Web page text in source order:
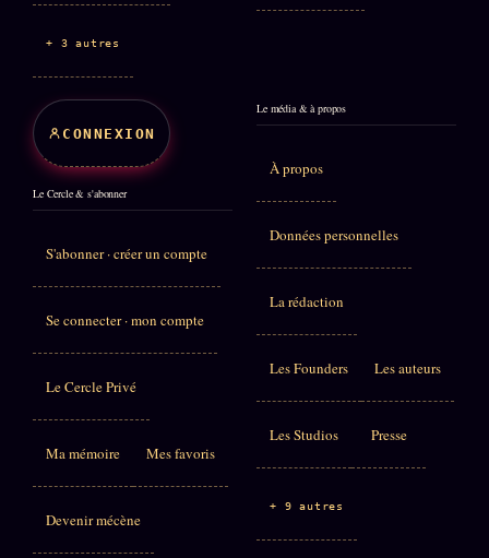
+ 3 autres
CONNEXION
Le Cercle & s'abonner
S'abonner · créer un compte
Se connecter · mon compte
Le Cercle Privé
Ma mémoire Mes favoris
Devenir mécène
Le média & à propos
À propos
Données personnelles
La rédaction
Les Founders Les auteurs
Les Studios Presse
+ 9 autres